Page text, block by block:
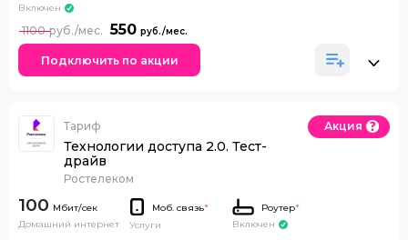
Включен
550
1100
Подключить по акции
Тариф
Технологии доступа 2.0. Тест-
драйв
Ростелеком
Акция
100
Домашний интернет
Моб. связь*
Услуги
Роутер*
Включен